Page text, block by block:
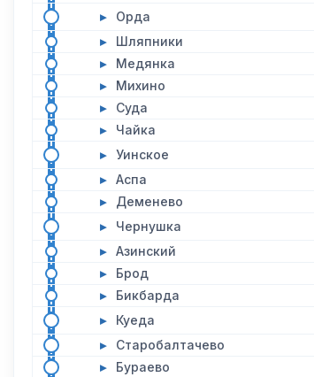
▸ Орда
▸ Шляпники
▸ Медянка
▸ Михино
▸ Суда
▸ Чайка
▸ Уинское
▸ Аспа
▸ Деменево
▸ Чернушка
▸ Азинский
▸ Брод
▸ Бикбарда
▸ Куеда
▸ Старобалтачево
▸ Бураево